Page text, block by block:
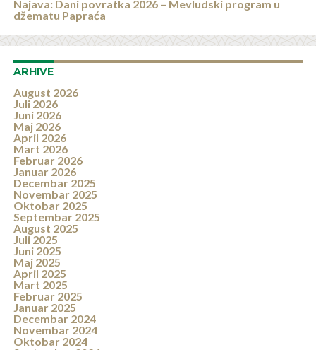
Najava: Dani povratka 2026 – Mevludski program u
džematu Papraća
ARHIVE
August 2026
Juli 2026
Juni 2026
Maj 2026
April 2026
Mart 2026
Februar 2026
Januar 2026
Decembar 2025
Novembar 2025
Oktobar 2025
Septembar 2025
August 2025
Juli 2025
Juni 2025
Maj 2025
April 2025
Mart 2025
Februar 2025
Januar 2025
Decembar 2024
Novembar 2024
Oktobar 2024